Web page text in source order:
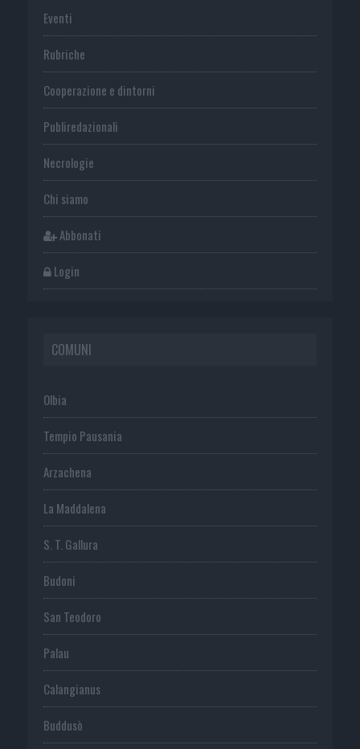
Eventi
Rubriche
Cooperazione e dintorni
Publiredazionali
Necrologie
Chi siamo
Abbonati
Login
COMUNI
Olbia
Tempio Pausania
Arzachena
La Maddalena
S. T. Gallura
Budoni
San Teodoro
Palau
Calangianus
Buddusò